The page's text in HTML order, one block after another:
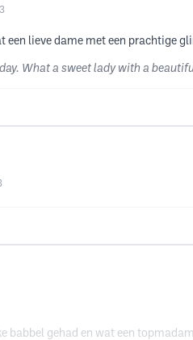
een lieve dame met een prachtige
What a sweet lady with a
babbel gehad en wat een